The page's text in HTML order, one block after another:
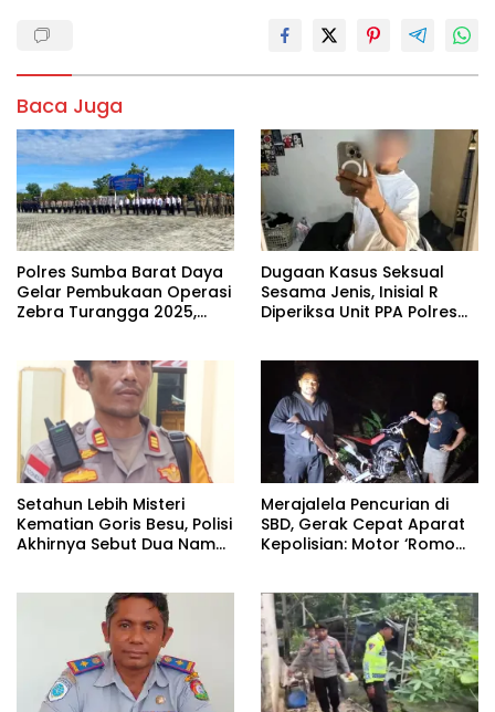
Baca Juga
Polres Sumba Barat Daya
Gelar Pembukaan Operasi
Zebra Turangga 2025,
Lintas
Dugaan Kasus Seksual
Sesama Jenis, Inisial R
Diperiksa Unit PPA Polres
Setahun Lebih Misteri
Kematian Goris Besu, Polisi
Akhirnya Sebut Dua Nama
Merajalela Pencurian di
SBD, Gerak Cepat Aparat
Kepolisian: Motor ‘Romo